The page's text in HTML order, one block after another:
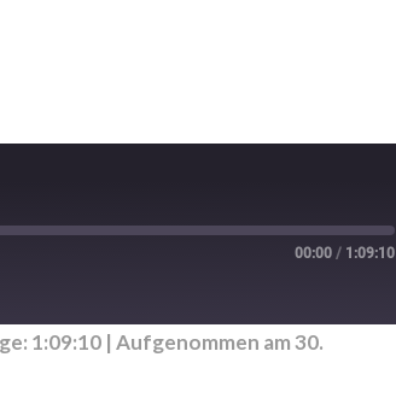
00:00 / 1:09:10
1:09:10| Aufgenommen am 30.